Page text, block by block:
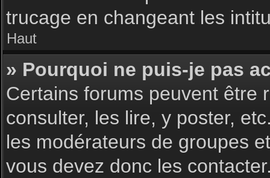
trucage en changeant les
Haut
» Pourquoi ne puis-je pas
Certains forums peuvent être
consulter, les lire, y poster,
les modérateurs de groupes
vous devez donc les